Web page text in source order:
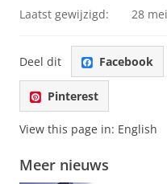
Laatst gewijzigd: 28
Deel dit Facebook
Pinterest
View this page in: English
Meer nieuws